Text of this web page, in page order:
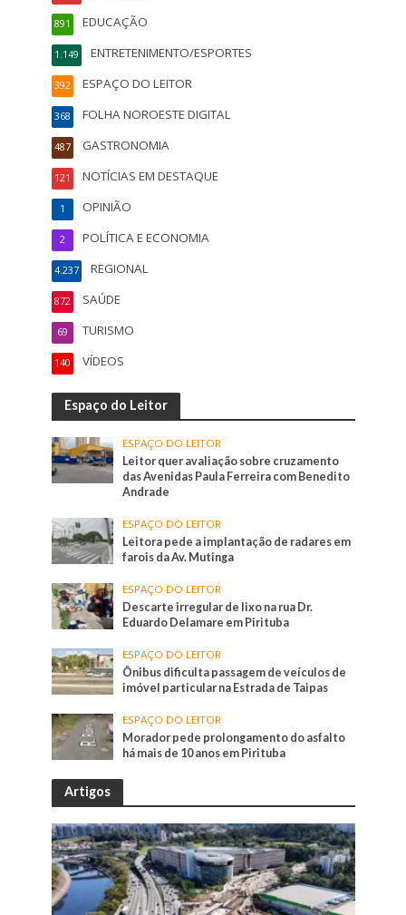
EDUCAÇÃO
891
ENTRETENIMENTO/ESPORTES
1.149
ESPAÇO DO LEITOR
392
FOLHA NOROESTE DIGITAL
368
GASTRONOMIA
487
NOTÍCIAS EM DESTAQUE
121
OPINIÃO
1
POLÍTICA E ECONOMIA
2
REGIONAL
4.237
SAÚDE
872
TURISMO
69
VÍDEOS
140
Espaço do Leitor
ESPAÇO DO LEITOR
Leitor quer avaliação sobre cruzamento
das Avenidas Paula Ferreira com Benedito
Andrade
ESPAÇO DO LEITOR
Leitora pede a implantação de radares em
farois da Av. Mutinga
ESPAÇO DO LEITOR
Descarte irregular de lixo na rua Dr.
Eduardo Delamare em Pirituba
ESPAÇO DO LEITOR
Ônibus dificulta passagem de veículos de
imóvel particular na Estrada de Taipas
ESPAÇO DO LEITOR
Morador pede prolongamento do asfalto
há mais de 10 anos em Pirituba
Artigos